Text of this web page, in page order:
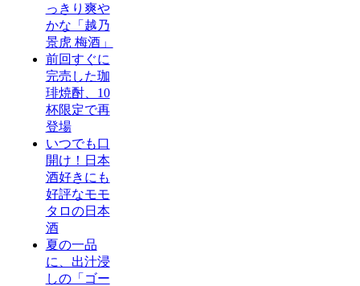
っきり爽や
かな「越乃
景虎 梅酒」
前回すぐに
完売した珈
琲焼酎、10
杯限定で再
登場
いつでも口
開け！日本
酒好きにも
好評なモモ
タロの日本
酒
夏の一品
に、出汁浸
しの「ゴー